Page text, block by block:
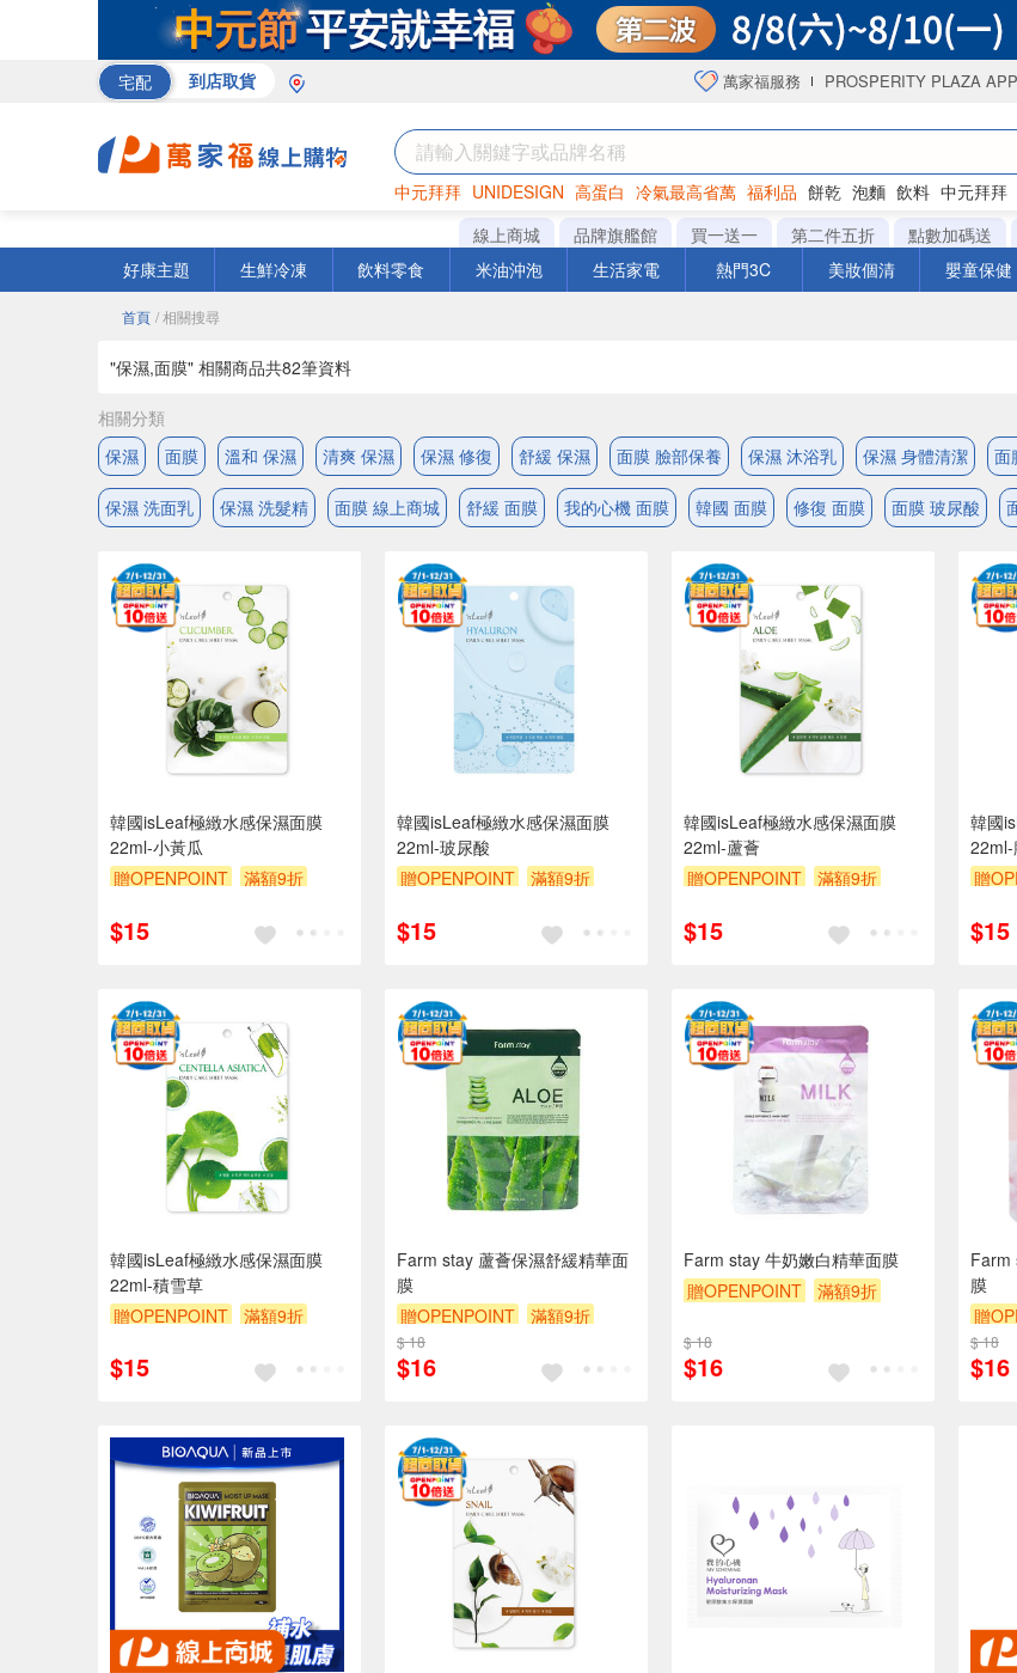
宅配 到店取貨 萬家福服務 PROSPERITY PLAZA
中元拜拜 UNIDESIGN 高蛋白 冷氣最高省萬 福利品 餅乾 泡麵 飲料 中元拜拜
罐頭 咖啡 海苔
線上商城 品牌旗艦館 買一送一 第二件五折 點數加碼送
好康主題
生鮮冷凍 飲料零食 米油沖泡 生活家電 熱門3C 美妝個清 嬰童保健
首頁 / 相關搜尋
"保濕,面膜" 相關商品共82筆資料
相關分類
保濕
面膜 溫和 保濕 清爽 保濕 保濕 修復 舒緩 保濕 面膜 臉部保養 保濕 沐浴乳 保濕 身體清潔 面
保濕 洗面乳 保濕 洗髮精 面膜 線上商城 舒緩 面膜 我的心機 面膜 韓國 面膜 修復 面膜 面膜 玻尿酸
韓國isLeaf極緻水感保濕面膜
22ml-小黃瓜
贈OPENPOINT
滿額9折
$15
韓國isLeaf極緻水感保濕面膜
22ml-玻尿酸
贈OPENPOINT
滿額9折
$15
韓國isLeaf極緻水感保濕面膜
22ml-蘆薈
贈OPENPOINT
滿額9折
$15
韓國
22ml-
贈
$15
韓國isLeaf極緻水感保濕面膜
22ml-積雪草
贈OPENPOINT
滿額9折
$15
Farm stay 蘆薈保濕舒緩精華面
膜
贈OPENPOINT
滿額9折
贈$200
$ 18
$16
Farm stay 牛奶嫩白精華面膜
贈OPENPOINT
滿額9折
$ 18
$16
Farm
膜
贈
贈$200
$ 18
$16